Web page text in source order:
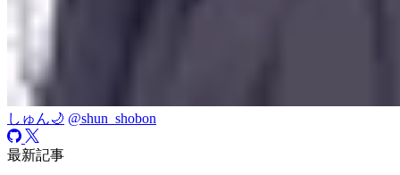
しゅん🌙 @shun_shobon
最新記事